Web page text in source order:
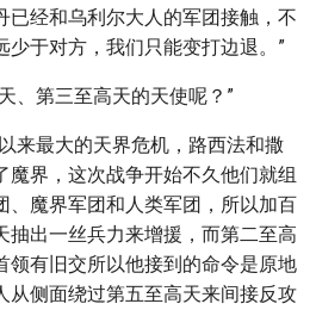
已经和乌利尔大人的军团接触，不
少于对方，我们只能变打边退。”
、第三至高天的天使呢？”
来最大的天界危机，路西法和撒
魔界，这次战争开始不久他们就组
、魔界军团和人类军团，所以加百
抽出一丝兵力来增援，而第二至高
领有旧交所以他接到的命令是原地
从侧面绕过第五至高天来间接反攻